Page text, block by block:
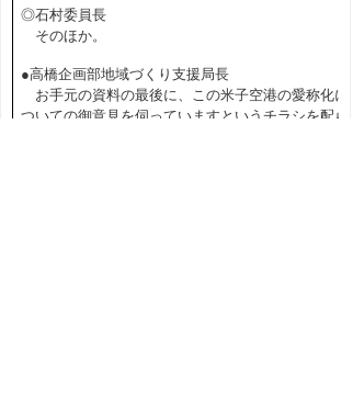
◎石村委員長
そのほか。
●高橋企画部地域づくり支援局長
お手元の資料の最後に、この米子空港の愛称化に
ついての御意見を伺っていますというチラシを配ら